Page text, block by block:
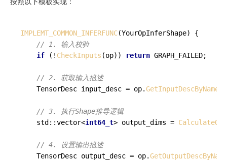
IMPLEMT_COMMON_INFERFUNC(YourOpInferShape) {
// 1. 输入校验
if (! CheckInputs (op)) return GRAPH_FAILED;
// 2. 获取输入描述
    TensorDesc input_desc = op.
GetInputDescByName
// 3. 执行Shape推导逻辑
    std::vector<
int64_t> output_dims =
// 4. 设置输出描述
    TensorDesc output_desc = op.
GetOutputDescByName